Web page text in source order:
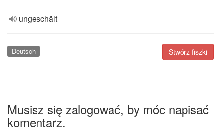
ungeschält
Stwórz fiszki
Deutsch
Musisz się zalogować, by móc napisać
komentarz.